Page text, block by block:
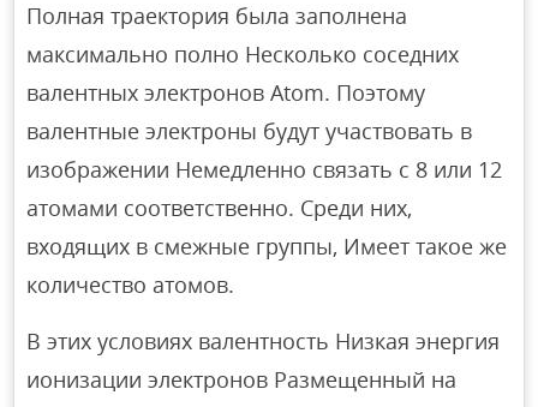
Полная траектория была заполнена
максимально полно Несколько соседних
валентных электронов Atom. Поэтому
валентные электроны будут участвовать в
изображении Немедленно связать с 8 или 12
атомами соответственно. Среди них,
входящих в смежные группы, Имеет такое же
количество атомов.
В этих условиях валентность Низкая энергия
ионизации электронов Размещенный на